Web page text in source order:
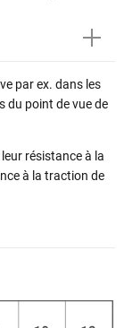
par ex. dans les
du point de vue de
résistance à la
à la traction de